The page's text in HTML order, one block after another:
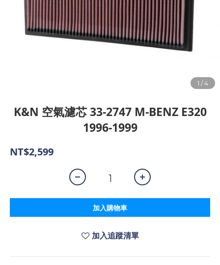
K&N 空氣濾芯 33-2747 M-BENZ E320
1996-1999
NT$2,599
加入購物車
加入追蹤清單